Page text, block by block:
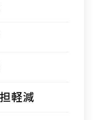
軽減